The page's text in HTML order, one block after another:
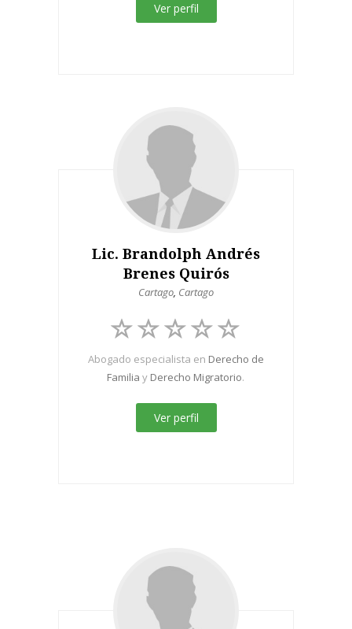
Ver perfil
Lic. Brandolph Andrés
Brenes Quirós
Cartago, Cartago
Abogado especialista en Derecho de
Familia y Derecho Migratorio.
Ver perfil